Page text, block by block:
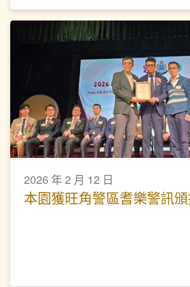
2026 年 2 月 12 日
本園獲旺角警區耆樂警訊